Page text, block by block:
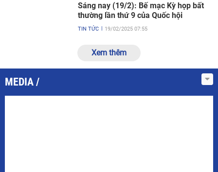
Sáng nay (19/2): Bế mạc Kỳ họp bất
thường lần thứ 9 của Quốc hội
TIN TỨC 19/02/2025 07:55
Xem thêm
MEDIA